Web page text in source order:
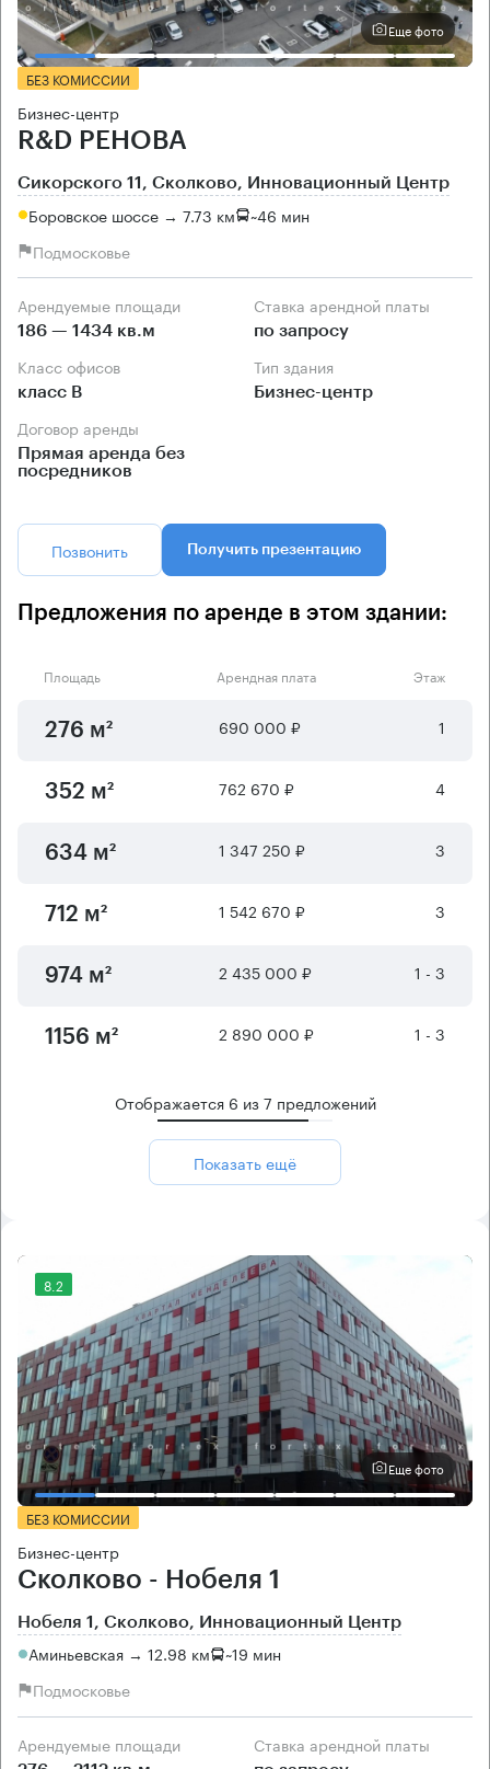
Еще фото
БЕЗ КОМИССИИ
Бизнес-центр
R&D РЕНОВА
Сикорского 11, Сколково, Инновационный Центр
Боровское шоссе → 7.73 км ~46 мин
Подмосковье
Арендуемые площади
186 — 1434 кв.м
Ставка арендной платы
по запросу
Класс офисов
класс B
Тип здания
Бизнес-центр
Договор аренды
Прямая аренда без
посредников
Позвонить Получить презентацию
Предложения по аренде в этом здании:
Площадь Арендная плата Этаж
276 м² 690 000 ₽ 1
352 м² 762 670 ₽ 4
634 м² 1 347 250 ₽ 3
712 м² 1 542 670 ₽ 3
974 м² 2 435 000 ₽ 1 - 3
1156 м² 2 890 000 ₽ 1 - 3
Отображается 6 из7 предложений
Показать ещё
8.2
Еще фото
БЕЗ КОМИССИИ
Бизнес-центр
Сколково - Нобеля 1
Нобеля 1, Сколково, Инновационный Центр
Аминьевская → 12.98 км ~19 мин
Подмосковье
Арендуемые площади Ставка арендной платы